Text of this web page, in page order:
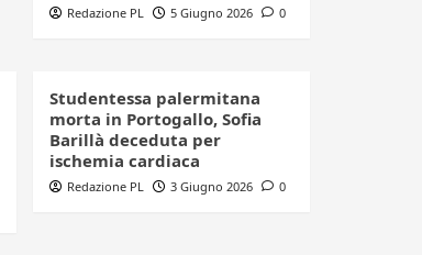
Redazione PL 5 Giugno 2026 0
Studentessa palermitana
morta in Portogallo, Sofia
Barillà deceduta per
ischemia cardiaca
Redazione PL 3 Giugno 2026 0